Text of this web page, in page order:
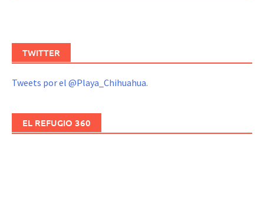
TWITTER
Tweets por el @Playa_Chihuahua.
EL REFUGIO 360